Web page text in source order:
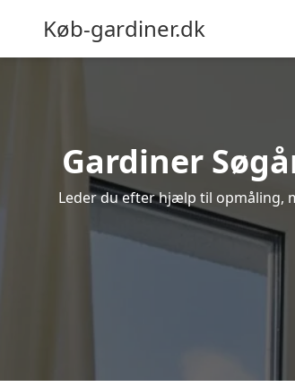
Køb-gardiner.dk
Gardiner
Leder du efter hjælp til opmåling,